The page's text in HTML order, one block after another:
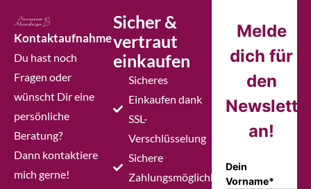
Kontaktaufnahme
Du hast noch
Fragen oder
wünscht Dir eine
persönliche
Beratung?
Dann kontaktiere
mich gerne!
Sicher &
vertraut
einkaufen
Sicheres
Einkaufen dank
SSL-
Verschlüsselung
Sichere
Zahlungsmöglichkeiten
Melde
dich für
den
an!
Dein
Vorname*